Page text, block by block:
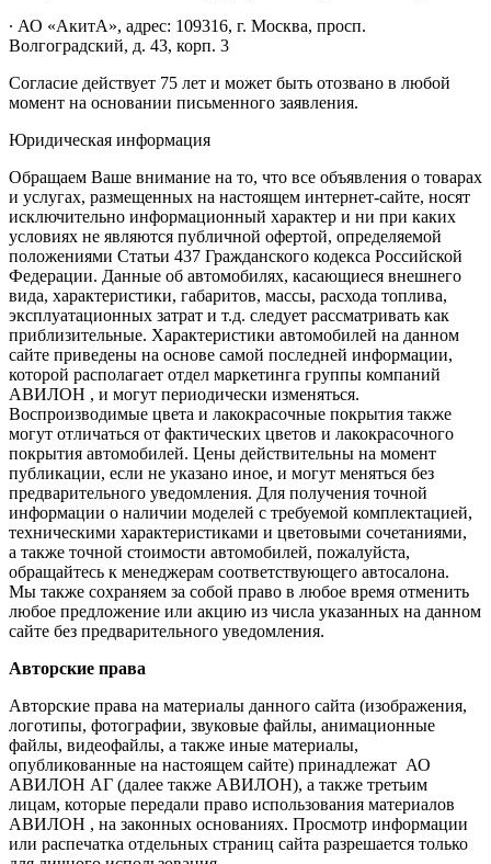
∙ АО «АкитА», адрес: 109316, г. Москва, просп.
Волгоградский, д. 43, корп. 3
Согласие действует 75 лет и может быть отозвано в любой
момент на основании письменного заявления.
Юридическая информация
Обращаем Ваше внимание на то, что все объявления о товарах
и услугах, размещенных на настоящем интернет-сайте, носят
исключительно информационный характер и ни при каких
условиях не являются публичной офертой, определяемой
положениями Статьи 437 Гражданского кодекса Российской
Федерации. Данные об автомобилях, касающиеся внешнего
вида, характеристики, габаритов, массы, расхода топлива,
эксплуатационных затрат и т.д. следует рассматривать как
приблизительные. Характеристики автомобилей на данном
сайте приведены на основе самой последней информации,
которой располагает отдел маркетинга группы компаний
АВИЛОН , и могут периодически изменяться.
Воспроизводимые цвета и лакокрасочные покрытия также
могут отличаться от фактических цветов и лакокрасочного
покрытия автомобилей. Цены действительны на момент
публикации, если не указано иное, и могут меняться без
предварительного уведомления. Для получения точной
информации о наличии моделей с требуемой комплектацией,
техническими характеристиками и цветовыми сочетаниями,
а также точной стоимости автомобилей, пожалуйста,
обращайтесь к менеджерам соответствующего автосалона.
Мы также сохраняем за собой право в любое время отменить
любое предложение или акцию из числа указанных на данном
сайте без предварительного уведомления.
Авторские права
Авторские права на материалы данного сайта (изображения,
логотипы, фотографии, звуковые файлы, анимационные
файлы, видеофайлы, а также иные материалы,
опубликованные на настоящем сайте) принадлежат АО
АВИЛОН АГ (далее также АВИЛОН), а также третьим
лицам, которые передали право использования материалов
АВИЛОН , на законных основаниях. Просмотр информации
или распечатка отдельных страниц сайта разрешается только